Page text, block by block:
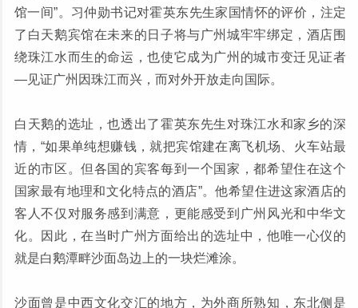
馆一间”。习仲勋书记对霍英东先生家国情怀的评价，注定
了白天鹅宾馆在未来的日子将与广州城牢牢绑定，酒店围
绕珠江水而生的命运，也使它成为广州的城市变迁见证者
—见证广州因珠江而兴，而对外开放走向国际。
白天鹅的选址，也透出了霍英东先生对珠江水和家乡的深
情，“如果单纯想赚钱，就把宾馆建在离飞机场、火车站最
近的市区。但各国的宾客每到一个国家，都希望住在这个
国家最有地理和文化特点的酒店”。他希望住进这家酒店的
客人不仅对服务感到满意，更能感受到广州风光和中华文
化。因此，在当时广州方面给出的选址中，他唯一心仪的
就是白鹅潭畔沙面岛边上的一块烂滩涂。
沙面曾是中西文化交汇的地方，为外商所熟知，东北侧是